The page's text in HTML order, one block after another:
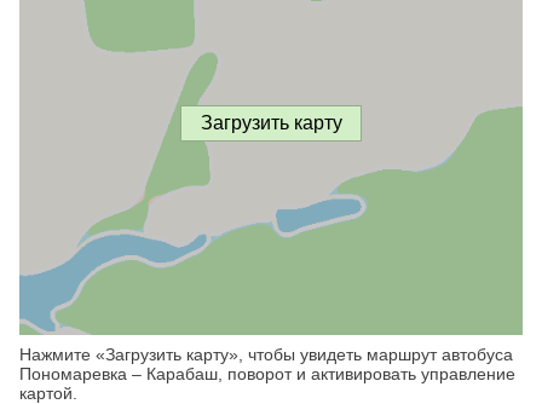
Загрузить карту
Нажмите «Загрузить карту», чтобы увидеть маршрут автобуса
Пономаревка – Карабаш, поворот и активировать управление
картой.